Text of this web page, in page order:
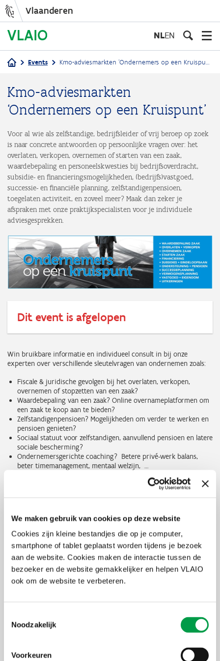
We maken gebruik van cookies op deze website
Cookies zijn kleine bestandjes die op je computer,
smartphone of tablet geplaatst worden tijdens je bezoek
aan de website. Cookies maken de interactie tussen de
bezoeker en de website gemakkelijker en helpen VLAIO
ook om de website te verbeteren.
Noodzakelijk
Voorkeuren
Vlaanderen
NLEN
Events Kmo-adviesmarkten ‘Ondernemers op een Kruispunt’
Kmo-adviesmarkten
‘Ondernemers op een Kruispunt’
Voor al wie als zelfstandige, bedrijfsleider of vrij beroep op zoek
is naar concrete antwoorden op persoonlijke vragen over: het
overlaten, verkopen, overnemen of starten van een zaak,
waardebepaling en personeelskwesties bij bedrijfsoverdracht,
subsidie- en financieringsmogelijkheden, (bedrijfs)vastgoed,
successie- en financiële planning, zelfstandigenpensioen,
toegelaten activiteit, en zoveel meer? Maak dan zeker je
afspraken met onze praktijkspecialisten voor je individuele
adviesgesprekken.
Dit event is afgelopen
Win bruikbare informatie en individueel consult in bij onze
experten over verschillende sleutelvragen van ondernemen zoals:
Fiscale & juridische gevolgen bij het overlaten, verkopen,
overnemen of stopzetten van een zaak?
Waardebepaling van een zaak? Online overnameplatformen om
een zaak te koop aan te bieden‎?
Zelfstandigenpensioen? Mogelijkheden om verder te werken en
pensioen genieten?
Sociaal statuut voor zelfstandigen, aanvullend pensioen en latere
sociale bescherming?
Ondernemersgerichte coaching? Betere privé-werk balans,
beter timemanagement, mentaal welzijn, …
Successieplanning en financiële toekomstplanning (zowel
of groei?‎‎
Personeelsvragen bij het overlaten, het overnemen, de groei of
de beëindiging van een onderneming‎?
Steunmaatregelen en subsidies bij starten, groei, overnemen of
overlaten‎ ?
‎Advies en hulp bij ondernemen in zwaar weer of bij
moeilijkheden?
kerndisciplines voor pasklaar advies van fiscale, juridische,
financiële en sociale aard. En dit op 1 moment!
inschrijvingsdatum